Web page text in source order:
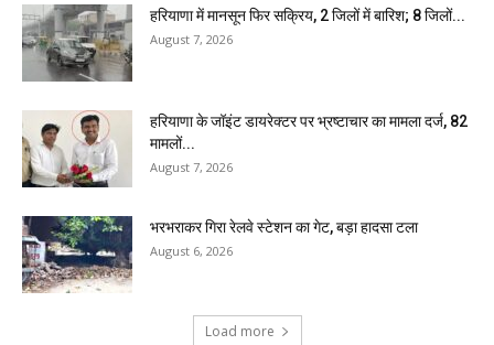
हरियाणा में मानसून फिर सक्रिय, 2 जिलों में बारिश; 8 जिलों...
August 7, 2026
हरियाणा के जॉइंट डायरेक्टर पर भ्रष्टाचार का मामला दर्ज, 82
मामलों...
August 7, 2026
भरभराकर गिरा रेलवे स्टेशन का गेट, बड़ा हादसा टला
August 6, 2026
Load more